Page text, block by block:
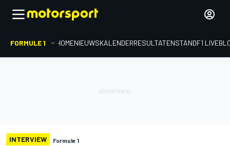
FORMULE 1 HOMENIEUWSKALENDERRESULTATENSTANDF1
INTERVIEW Formule 1